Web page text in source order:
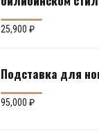
25,900₽
Подставка для
95,000₽